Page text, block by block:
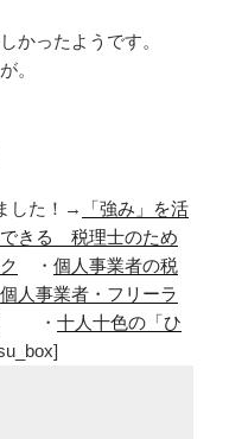
かったようです。
。
した！→
「強み」を活
できる 税理士のため
・ 個人事業者の税
個人事業者・フリーラ
・ 十人十色の「ひ